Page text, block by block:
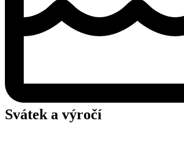
Svátek a výročí